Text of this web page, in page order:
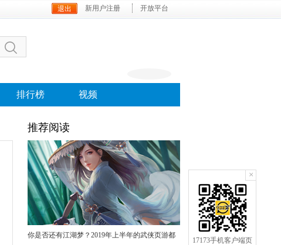
新用户注册 开放平台
排行榜 视频
手机订阅
推荐阅读
你是否还有江湖梦？2019年上半年的武侠页游都
×
17173手机客户端页